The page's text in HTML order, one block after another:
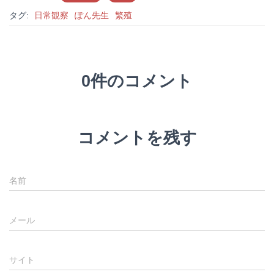
タグ: 日常観察 ぽん先生 繁殖
0件のコメント
コメントを残す
名前
メール
サイト